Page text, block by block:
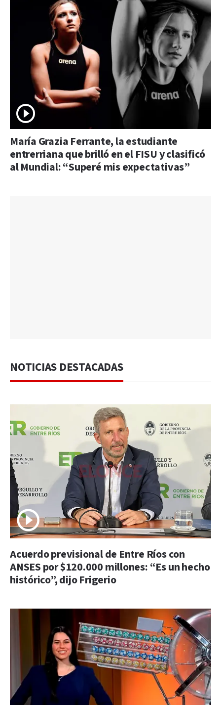
María Grazia Ferrante, la estudiante
entrerriana que brilló en el FISU y clasificó
al Mundial: “Superé mis expectativas”
NOTICIAS DESTACADAS
Acuerdo previsional de Entre Ríos con
ANSES por $120.000 millones: “Es un hecho
histórico”, dijo Frigerio